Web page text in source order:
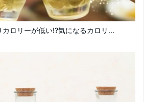
ロリーが低い!?気になるカロリ...